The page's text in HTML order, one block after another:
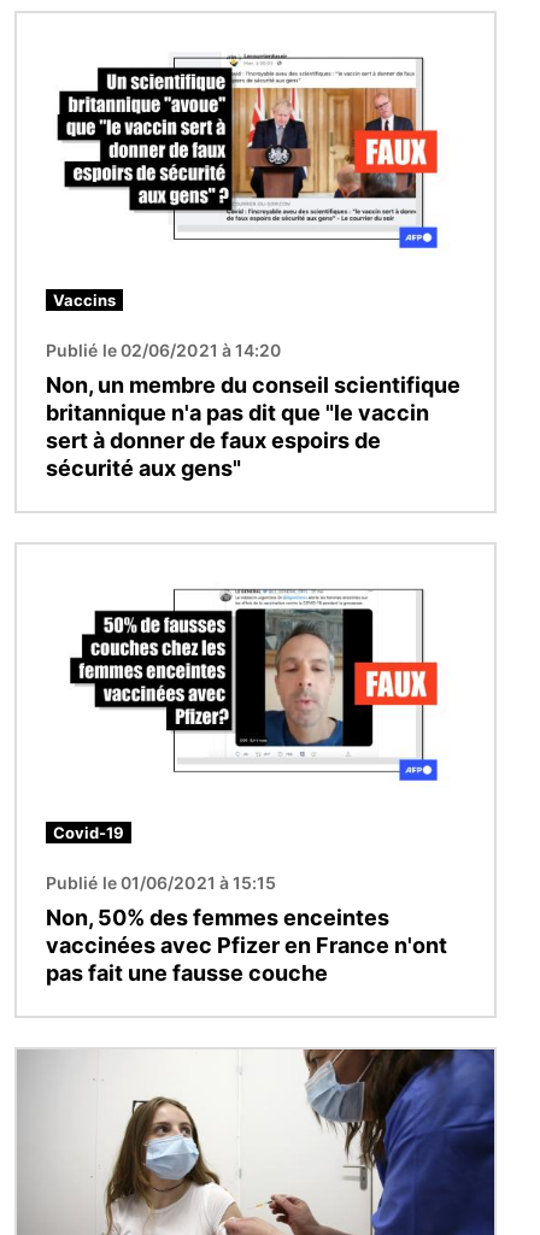
Vaccins
Publié le 02/06/2021 à 14:20
Non, un membre du conseil scientifique
britannique n'a pas dit que "le vaccin
sert à donner de faux espoirs de
sécurité aux gens"
Covid-19
Publié le 01/06/2021 à 15:15
Non, 50% des femmes enceintes
vaccinées avec Pfizer en France n'ont
pas fait une fausse couche